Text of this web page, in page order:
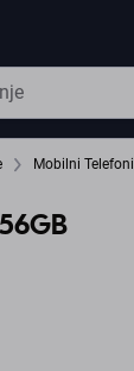
Mobilni Telefoni